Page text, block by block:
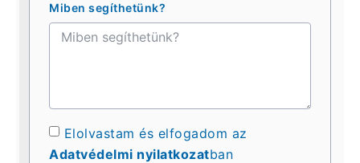
Miben segíthetünk?
Elolvastam és elfogadom az
Adatvédelmi nyilatkozatban